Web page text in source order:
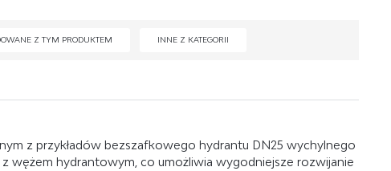
Z TYM PRODUKTEM INNE Z KATEGORII
z przykładów bezszafkowego hydrantu DN25 wychylnego
wężem hydrantowym, co umożliwia wygodniejsze rozwijanie